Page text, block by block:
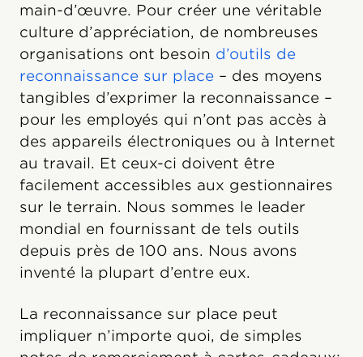
main-d’œuvre. Pour créer une véritable
culture d’appréciation, de nombreuses
organisations ont besoin d’outils de
reconnaissance sur place – des moyens
tangibles d’exprimer la reconnaissance –
pour les employés qui n’ont pas accès à
des appareils électroniques ou à Internet
au travail. Et ceux-ci doivent être
facilement accessibles aux gestionnaires
sur le terrain. Nous sommes le leader
mondial en fournissant de tels outils
depuis près de 100 ans. Nous avons
inventé la plupart d’entre eux.
La reconnaissance sur place peut
impliquer n’importe quoi, de simples